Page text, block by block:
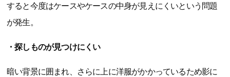
すると今度はケースやケースの中身が見えにくいという問題
が発生。
・探しものが見つけにくい
暗い背景に囲まれ、さらに上に洋服がかかっているため影に